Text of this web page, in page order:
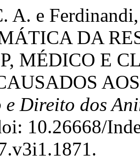
A. e
DA
MÉDICO E
Direito dos
10.26668/